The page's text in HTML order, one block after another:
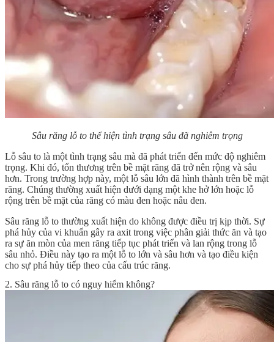
Sâu răng lỗ to thể hiện tình trạng sâu đã nghiêm trọng
Lỗ sâu to là một tình trạng sâu mà đã phát triển đến mức độ nghiêm
trọng. Khi đó, tổn thương trên bề mặt răng đã trở nên rộng và sâu
hơn. Trong trường hợp này, một lỗ sâu lớn đã hình thành trên bề mặt
răng. Chúng thường xuất hiện dưới dạng một khe hở lớn hoặc lỗ
rộng trên bề mặt của răng có màu đen hoặc nâu đen.
Sâu răng lỗ to thường xuất hiện do không được điều trị kịp thời. Sự
phá hủy của vi khuẩn gây ra axit trong việc phân giải thức ăn và tạo
ra sự ăn mòn của men răng tiếp tục phát triển và lan rộng trong lỗ
sâu nhỏ. Điều này tạo ra một lỗ to lớn và sâu hơn và tạo điều kiện
cho sự phá hủy tiếp theo của cấu trúc răng.
2. Sâu răng lỗ to có nguy hiểm không?